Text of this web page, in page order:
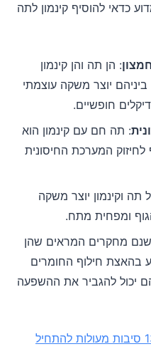
כדאי להוסיף קינמון לתה
: הן תה והן קינמון
ביניהם יוצר משקה עוצמתי
חופשיים.
: תה חם עם קינמון הוא
המערכת החיסונית
תה וקינמון יוצר משקה
ומפחית מתח.
מחקרים המראים שהן
בהאצת חילוף החומרים
יכול להגביר את ההשפעה
13 סיבות מעולות להתחיל